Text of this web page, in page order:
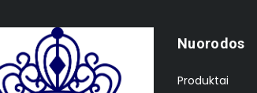
Nuorodos
Produktai